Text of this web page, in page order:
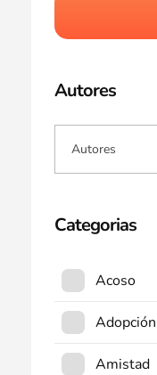
Autores
Categorias
Acoso
Adopción
Amistad